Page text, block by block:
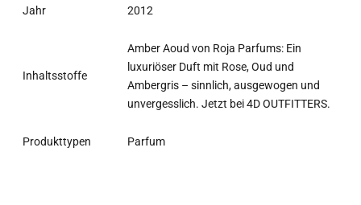
Jahr 2012
Inhaltsstoffe
Amber Aoud von Roja Parfums: Ein
luxuriöser Duft mit Rose, Oud und
Ambergris – sinnlich, ausgewogen und
unvergesslich. Jetzt bei 4D OUTFITTERS.​
Produkttypen Parfum